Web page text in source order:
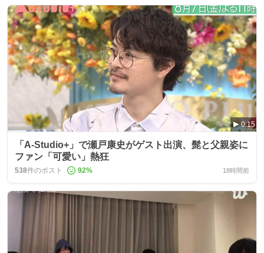
0:15
「A-Studio+」で瀬戸康史がゲスト出演、髭と父親姿に
ファン「可愛い」熱狂
538件のポスト 92% 18時間前